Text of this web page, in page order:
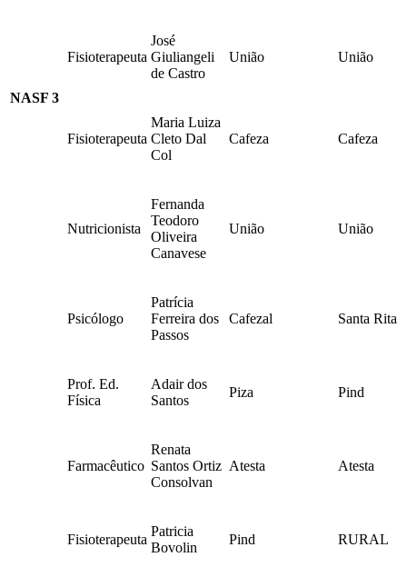
NASF 3
Fisioterapeuta
José
Giuliangeli
de Castro
União União
Fisioterapeuta
Maria Luiza
Cleto Dal
Col
Cafeza Cafeza
Nutricionista
Fernanda
Teodoro
Oliveira
Canavese
União União
Psicólogo
Patrícia
Ferreira dos
Passos
Cafezal Santa Rita
Prof. Ed.
Física
Adair dos
Santos
Piza Pind
Farmacêutico
Renata
Santos Ortiz
Consolvan
Atesta Atesta
Fisioterapeuta
Patricia
Bovolin
Pind RURAL